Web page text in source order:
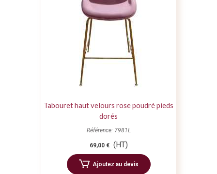
Tabouret haut velours rose poudré pieds
dorés
Référence: 7981L
69,00 € (HT)
Ajoutez au devis